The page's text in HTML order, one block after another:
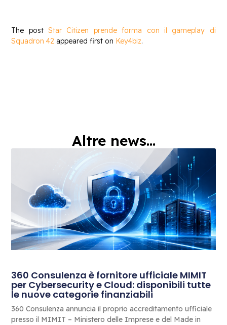
The postStar Citizen prende forma con il gameplay di
Squadron 42 appeared first on Key4biz.
Altre news...
360 Consulenza è fornitore ufficiale MIMIT
per Cybersecurity e Cloud: disponibili tutte
le nuove categorie finanziabili
360 Consulenza annuncia il proprio accreditamento ufficiale
presso il MIMIT – Ministero delle Imprese e del Made in